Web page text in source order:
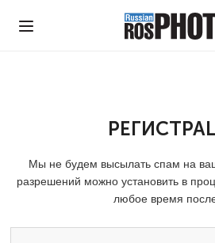
Мы не будем высылать спам на
разрешений можно установить в
любое время